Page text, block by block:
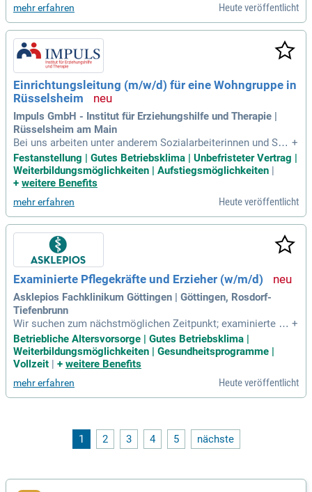
mehr erfahren Heute veröffentlicht
Einrichtungsleitung (m/w/d) für eine Wohngruppe in
Rüsselsheim
Impuls GmbH - Institut für Erziehungshilfe und Therapie |
Rüsselsheim am Main
Bei uns arbeiten unter anderem Sozialarbeiterinnen und Sozi
alarbeiter, Sozialpädagoginnen und Sozialpädagogen, Erzieh
ungswissenschaftlerinnen und Erziehungswissenschaftler, P
sychologinnen und Psychologen sowie pädagogische Fachk
+
Festanstellung | Gutes Betriebsklima | Unbefristeter Vertrag |
Weiterbildungsmöglichkeiten | Aufstiegsmöglichkeiten |
+ weitere Benefits
mehr erfahren Heute veröffentlicht
Examinierte Pflegekräfte und Erzieher (w/m/d)
Asklepios Fachklinikum Göttingen | Göttingen, Rosdorf-
Tiefenbrunn
Wir suchen zum nächstmöglichen Zeitpunkt; examinierte Pfl
egekräfte und Erzieher (w/m/d) für unsere Standorte Götting
en und Tiefenbrunn: Du bist „auf Augenhöhe“ eingebunden in
die Arbeit eines multiprofessionellen Stationsteams besteh
+
Betriebliche Altersvorsorge | Gutes Betriebsklima |
Weiterbildungsmöglichkeiten | Gesundheitsprogramme |
Vollzeit
+ weitere Benefits
mehr erfahren Heute veröffentlicht
1 2 3 4 5 nächste